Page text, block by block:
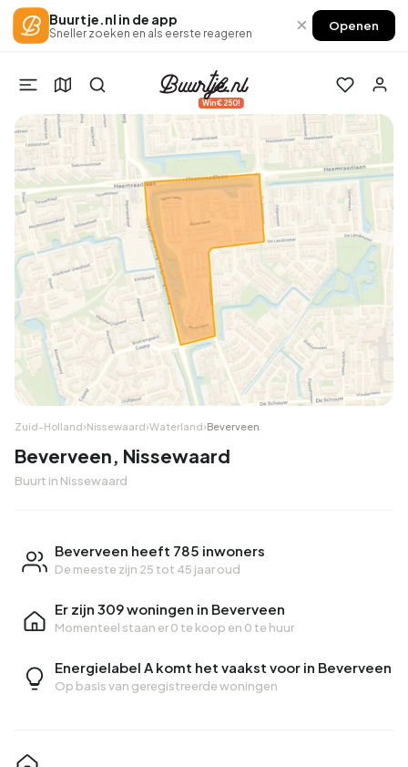
Buurtje.nl in de app
Sneller zoeken en als eerste reageren × Openen
Win €250!
Zuid-Holland›Nissewaard›Waterland›Beverveen
Beverveen, Nissewaard
Buurt in Nissewaard
Beverveen heeft 785 inwoners
De meeste zijn 25 tot 45 jaar oud
Er zijn 309 woningen in Beverveen
Momenteel staan er0 te koop en 0 te huur
Energielabel A komt het vaakst voor in Beverveen
Op basis van geregistreerde woningen